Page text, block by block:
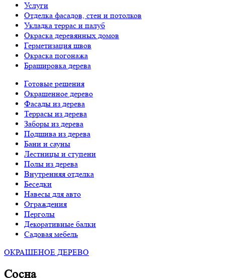
Услуги
Отделка фасадов, стен и потолков
Укладка террас и палуб
Окраска деревянных домов
Герметизация швов
Окраска погонажа
Брашировка дерева
Готовые решения
Окрашенное дерево
Фасады из дерева
Террасы из дерева
Заборы из дерева
Подшива из дерева
Бани и сауны
Лестницы и ступени
Полы из дерева
Внутренняя отделка
Беседки
Навесы для авто
Ограждения
Перголы
Декоративные балки
Садовая мебель
ОКРАШЕНОЕ ДЕРЕВО
Сосна